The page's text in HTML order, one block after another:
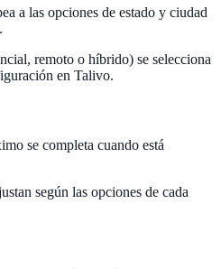
a las opciones de estado y ciudad
remoto o híbrido) se selecciona
en Talivo.
se completa cuando está
según las opciones de cada